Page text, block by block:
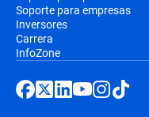
Soporte para empresas
Inversores
Carrera
InfoZone